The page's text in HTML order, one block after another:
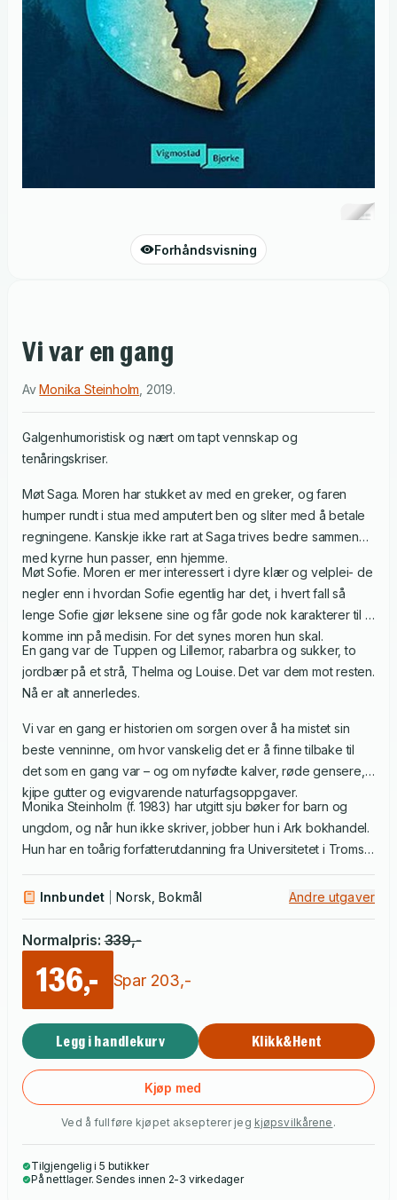
Forhåndsvisning
Vi var en gang
AvMonika Steinholm 2019.
Galgenhumoristisk og nært om tapt vennskap og
tenåringskriser.
Møt Saga. Moren har stukket av med en greker, og faren
humper rundt i stua med amputert ben og sliter med å betale
regningene. Kanskje ikke rart at Saga trives bedre sammen
med kyrne hun passer, enn hjemme.
Møt Sofie. Moren er mer interessert i dyre klær og velplei- de
negler enn i hvordan Sofie egentlig har det, i hvert fall så
lenge Sofie gjør leksene sine og får gode nok karakterer til å
komme inn på medisin. For det synes moren hun skal.
En gang var de Tuppen og Lillemor, rabarbra og sukker, to
jordbær på et strå, Thelma og Louise. Det var dem mot resten.
Nå er alt annerledes.
Vi var en gang er historien om sorgen over å ha mistet sin
beste venninne, om hvor vanskelig det er å finne tilbake til
det som en gang var – og om nyfødte kalver, røde gensere,
kjipe gutter og evigvarende naturfagsoppgaver.
Monika Steinholm (f. 1983) har utgitt sju bøker for barn og
ungdom, og når hun ikke skriver, jobber hun i Ark bokhandel.
Hun har en toårig forfatterutdanning fra Universitetet i Tromsø
debutboka Fuck verden. Hun vokste opp på Kvaløya og bor
Innbundet Norsk, Bokmål Andre utgaver
Normalpris: 339,-
136,- Spar 203,-
Legg i handlekurv Klikk&Hent
Kjøp med
Ved å fullføre kjøpet aksepterer jeg kjøpsvilkårene .
Tilgjengelig i 5 butikker
På nettlager. Sendes innen 2-3 virkedager